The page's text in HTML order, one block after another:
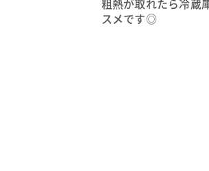
粗熱が取れたら冷蔵
スメです◎